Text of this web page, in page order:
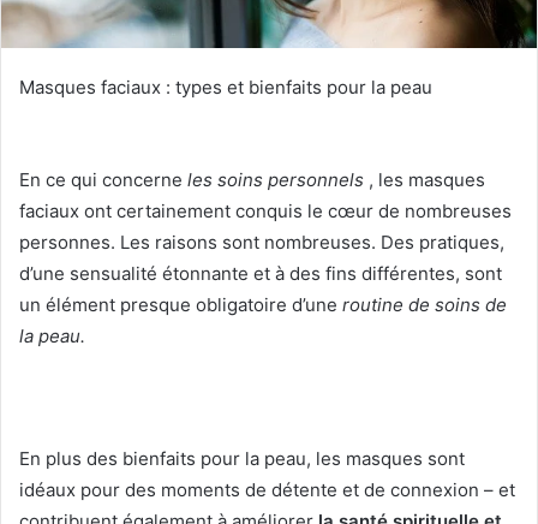
Masques faciaux : types et bienfaits pour la peau
En ce qui concerne les soins personnels , les masques
faciaux ont certainement conquis le cœur de nombreuses
personnes. Les raisons sont nombreuses. Des pratiques,
d’une sensualité étonnante et à des fins différentes, sont
un élément presque obligatoire d’une routine de soins de
la peau.
En plus des bienfaits pour la peau, les masques sont
idéaux pour des moments de détente et de connexion – et